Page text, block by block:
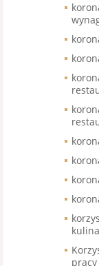
pracy